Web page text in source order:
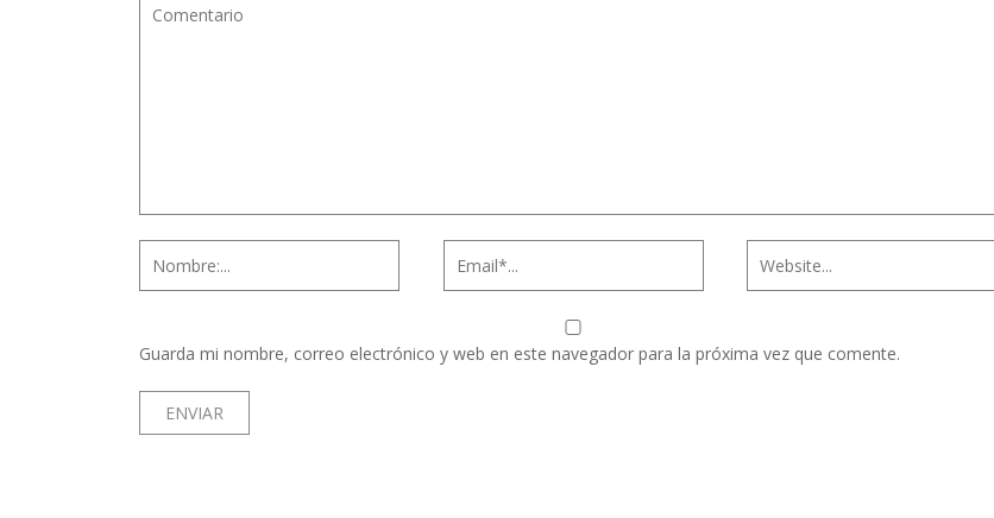
Guarda mi nombre, correo electrónico y web en este navegador para la próxima vez que comente.